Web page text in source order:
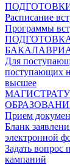
Расписание
Программы
Для
поступающих
высшее
Прием
Бланк
электронной
Задать вопрос
кампаний